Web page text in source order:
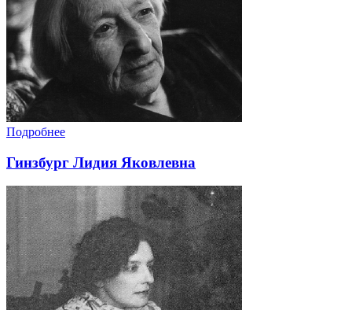
Подробнее
Гинзбург Лидия Яковлевна